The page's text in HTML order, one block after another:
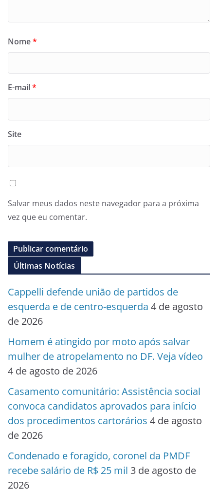
Nome*
E-mail*
Site
Salvar meus dados neste navegador para a próxima
vez que eu comentar.
Últimas Notícias
Cappelli defende união de partidos de
esquerda e de centro-esquerda 4 de agosto
de 2026
Homem é atingido por moto após salvar
mulher de atropelamento no DF. Veja vídeo
4 de agosto de 2026
Casamento comunitário: Assistência social
convoca candidatos aprovados para início
dos procedimentos cartorários 4 de agosto
de 2026
Condenado e foragido, coronel da PMDF
recebe salário de R$ 25 mil 3 de agosto de
2026